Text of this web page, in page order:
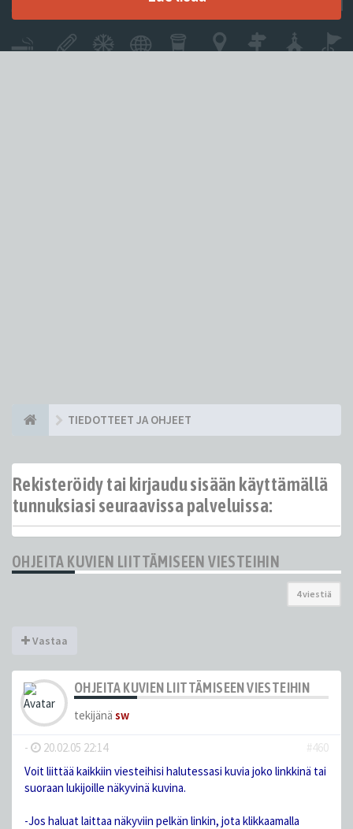
TIEDOTTEET JA OHJEET
Rekisteröidy tai kirjaudu sisään käyttämällä
tunnuksiasi seuraavissa palveluissa:
OHJEITA KUVIEN LIITTÄMISEEN VIESTEIHIN
4 viestiä
Vastaa
OHJEITA KUVIEN LIITTÄMISEEN VIESTEIHIN
tekijänä sw
- 20.02.05 22:14
#460
Voit liittää kaikkiin viesteihisi halutessasi kuvia joko linkkinä tai
suoraan lukijoille näkyvinä kuvina.
-Jos haluat laittaa näkyviin pelkän linkin, jota klikkaamalla